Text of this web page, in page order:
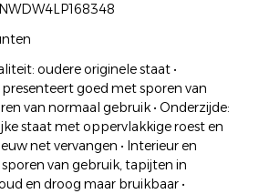
oudere originele staat •
goed met sporen van
van normaal gebruik • Onderzijde:
staat met oppervlakkige roest en
net vervangen • Interieur en
van gebruik, tapijten in
en droog maar bruikbaar •